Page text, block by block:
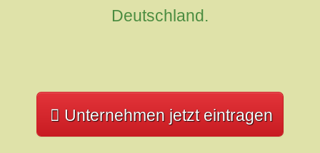
Deutschland.
Unternehmen jetzt eintragen